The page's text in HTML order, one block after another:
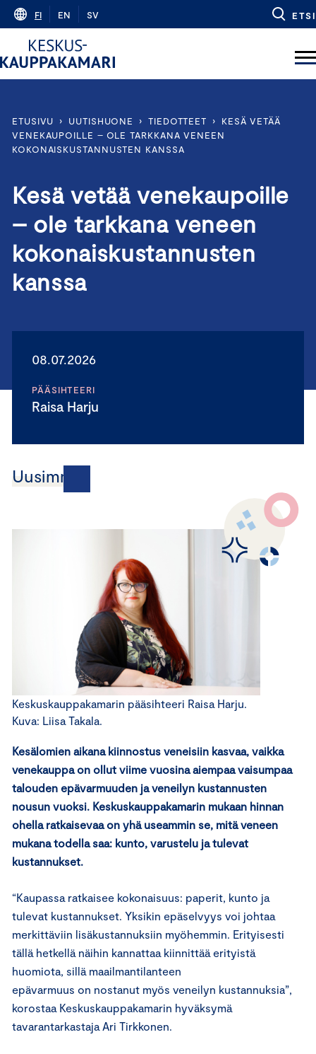
Skip
content
FI EN SV ETSI
ETUSIVU › UUTISHUONE › TIEDOTTEET ›
KESÄ VETÄÄ
VENEKAUPOILLE – OLE TARKKANA VENEEN
KOKONAISKUSTANNUSTEN KANSSA
Kesä vetää venekaupoille
– ole tarkkana veneen
kokonaiskustannusten
kanssa
08.07.2026
PÄÄSIHTEERI
Raisa Harju
Uusimmat
Keskuskauppakamarin pääsihteeri Raisa Harju.
Kuva: Liisa Takala.
Kesälomien aikana kiinnostus veneisiin kasvaa, vaikka
venekauppa on ollut viime vuosina aiempaa vaisumpaa
talouden epävarmuuden ja veneilyn kustannusten
nousun vuoksi. Keskuskauppakamarin mukaan hinnan
ohella ratkaisevaa on yhä useammin se, mitä veneen
mukana todella saa: kunto, varustelu ja tulevat
kustannukset.
“Kaupassa ratkaisee kokonaisuus: paperit, kunto ja
tulevat kustannukset. Yksikin epäselvyys voi johtaa
merkittäviin lisäkustannuksiin myöhemmin. Erityisesti
tällä hetkellä näihin kannattaa kiinnittää erityistä
huomiota, sillä maailmantilanteen
epävarmuus on nostanut myös veneilyn kustannuksia”,
korostaa Keskuskauppakamarin hyväksymä
tavarantarkastaja Ari Tirkkonen.